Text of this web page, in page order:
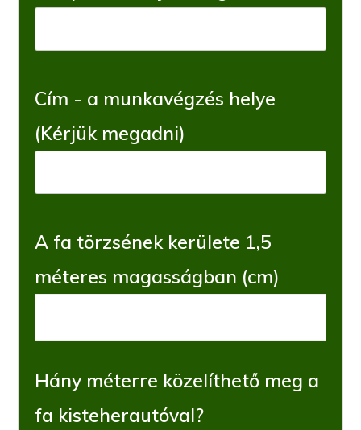
Cím - a munkavégzés helye
(Kérjük megadni)
A fa törzsének kerülete 1,5
méteres magasságban (cm)
Hány méterre közelíthető meg a
fa kisteherautóval?